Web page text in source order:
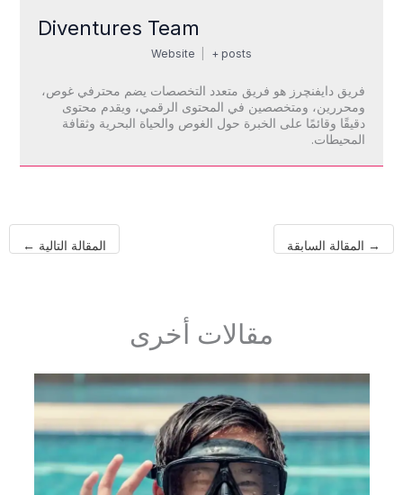
Diventures Team
Website | + posts
فريق دايفنچرز هو فريق متعدد التخصصات يضم محترفي غوص،
ومحررين، ومتخصصين في المحتوى الرقمي، ويقدم محتوى
دقيقًا وقائمًا على الخبرة حول الغوص والحياة البحرية وثقافة
المحيطات.
المقالة السابقة المقالة التالية←
مقالات أخرى